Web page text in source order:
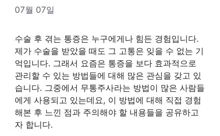
07월 07일
수술 후 겪는 통증은 누구에게나 힘든 경험입니다.
제가 수술을 받았을 때도 그 고통은 잊을 수 없는 기
억입니다. 그래서 요즘은 통증을 보다 효과적으로
관리할 수 있는 방법들에 대해 많은 관심을 갖고 있
습니다. 그중에서 무통주사라는 방법이 많은 사람들
에게 사용되고 있는데요, 이 방법에 대해 직접 경험
해본 후 느낀 점과 주의해야 할 내용들을 공유하고
자 합니다.